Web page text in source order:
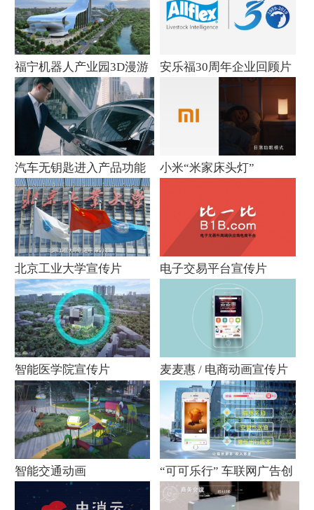
福宁机器人产业园3D漫游
宣传片
安乐福30周年企业回顾片
汽车无钥匙进入产品功能
介绍片
小米“米家床头灯”
北京工业大学宣传片 电子交易平台宣传片
智能医学院宣传片 麦麦惠 / 电商动画宣传片
智能交通动画
“可可乐行” 车联网广告创
意片